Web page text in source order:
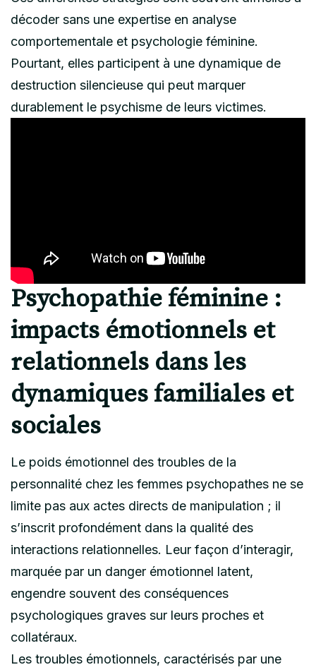
décoder sans une expertise en analyse
comportementale et psychologie féminine.
Pourtant, elles participent à une dynamique de
destruction silencieuse qui peut marquer
durablement le psychisme de leurs victimes.
Psychopathie féminine :
impacts émotionnels et
relationnels dans les
dynamiques familiales et
sociales
Le poids émotionnel des troubles de la
personnalité chez les femmes psychopathes ne se
limite pas aux actes directs de manipulation ; il
s’inscrit profondément dans la qualité des
interactions relationnelles. Leur façon d’interagir,
marquée par un danger émotionnel latent,
engendre souvent des conséquences
psychologiques graves sur leurs proches et
collatéraux.
Les troubles émotionnels, caractérisés par une